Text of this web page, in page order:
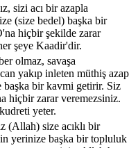
sizi acı bir azapla
(size bedel) başka bir
hiçbir şekilde zarar
şeye Kaadir'dir.
olmaz, savaşa
yakıp inleten müthiş azap
başka bir kavmi getirir. Siz
hiçbir zarar veremezsiniz.
yeter.
(Allah) size acıklı bir
yerinize başka bir topluluk